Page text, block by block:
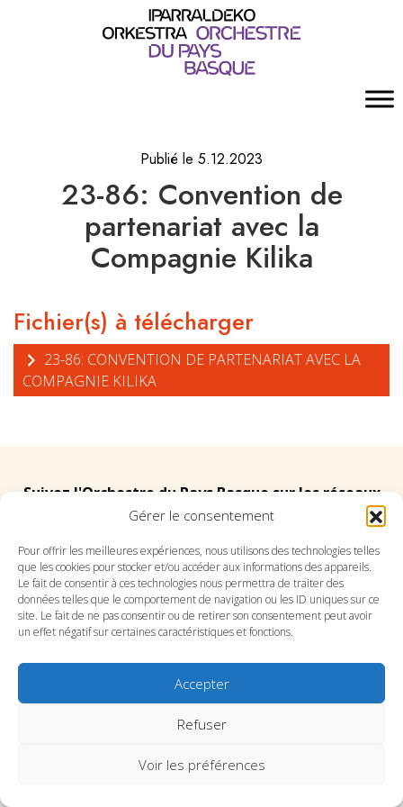
Gérer le consentement
Pour offrir les meilleures expériences, nous utilisons des technologies telles
que les cookies pour stocker et/ou accéder aux informations des appareils.
Le fait de consentir à ces technologies nous permettra de traiter des
données telles que le comportement de navigation ou les ID uniques sur ce
site. Le fait de ne pas consentir ou de retirer son consentement peut avoir
un effet négatif sur certaines caractéristiques et fonctions.
Accepter
Refuser
Voir les préférences
Publié le 5.12.2023
23-86: Convention de
partenariat avec la
Compagnie Kilika
Fichier(s) à télécharger
23-86: CONVENTION DE PARTENARIAT AVEC LA
COMPAGNIE KILIKA
Suivez l'Orchestre du Pays Basque sur les réseaux
Suivez le conservatoire du Pays Basque sur les
réseaux
SITE DU CONSERVATOIRE